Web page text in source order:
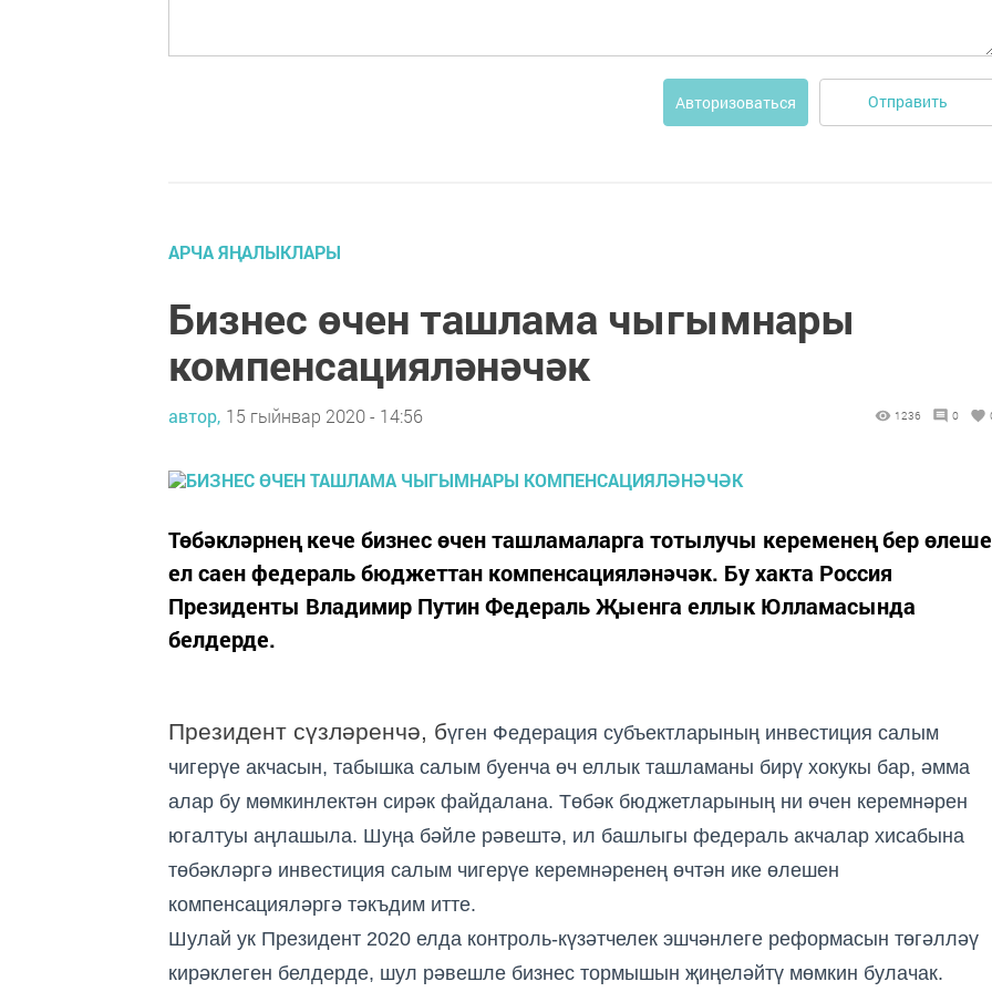
Авторизоваться Отправить
АРЧА ЯҢАЛЫКЛАРЫ
Бизнес өчен ташлама чыгымнары
компенсацияләнәчәк
автор, 15 гыйнвар 2020 - 14:56 1236 0
Төбәкләрнең кече бизнес өчен ташламаларга тотылучы кеременең бер өлеше
ел саен федераль бюджеттан компенсацияләнәчәк. Бу хакта Россия
Президенты Владимир Путин Федераль Җыенга еллык Юлламасында
белдерде.
Президент сүзләренчә, бүген Федерация субъектларының инвестиция салым
чигерүе акчасын, табышка салым буенча өч еллык ташламаны бирү хокукы бар, әмма
алар бу мөмкинлектән сирәк файдалана. Төбәк бюджетларының ни өчен керемнәрен
югалтуы аңлашыла. Шуңа бәйле рәвештә, ил башлыгы федераль акчалар хисабына
төбәкләргә инвестиция салым чигерүе керемнәренең өчтән ике өлешен
компенсацияләргә тәкъдим итте.
Шулай ук Президент 2020 елда контроль-күзәтчелек эшчәнлеге реформасын төгәлләү
кирәклеген белдерде, шул рәвешле бизнес тормышын җиңеләйтү мөмкин булачак.